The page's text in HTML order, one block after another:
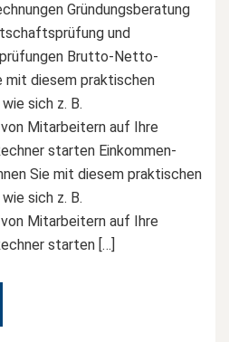
Gründungsberatung
und
Brutto-Netto-
mit diesem praktischen
sich z. B.
Mitarbeitern auf Ihre
starten Einkommen-
Sie mit diesem praktischen
sich z. B.
Mitarbeitern auf Ihre
starten […]